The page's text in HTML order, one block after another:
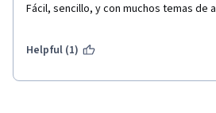
Fácil, sencillo, y con muchos temas de
Helpful (1)